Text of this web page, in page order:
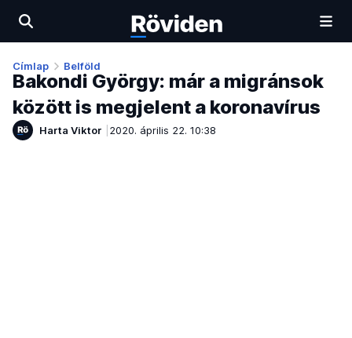
Címlap Belföld
Bakondi György: már a migránsok
között is megjelent a koronavírus
Harta Viktor 2020. április 22. 10:38